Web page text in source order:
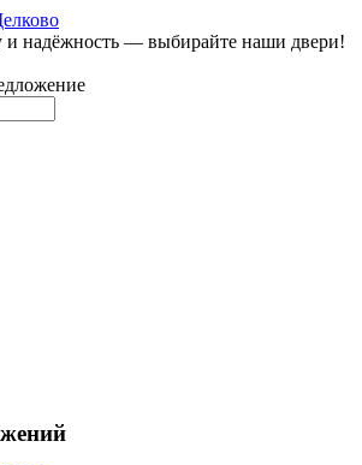
и надёжность — выбирайте наши двери!